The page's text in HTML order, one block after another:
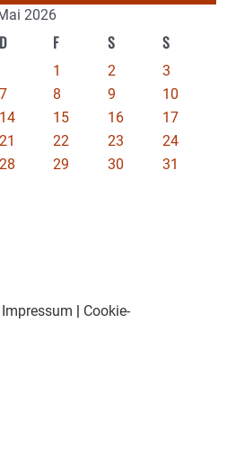
2026
D F S S
1 2
3
7 8 9
10
14 15 16
17
21 22 23
24
28 29 30
31
Impressum
Cookie-